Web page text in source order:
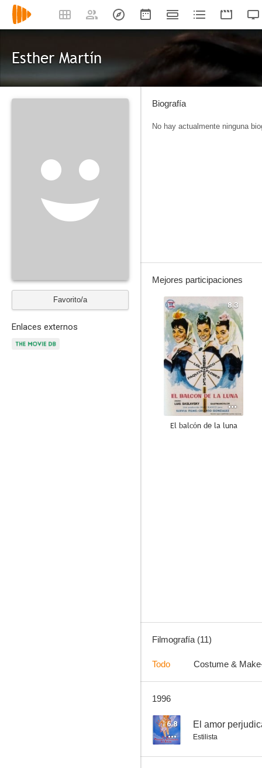
Esther Martín
Favorito/a
Enlaces externos
Biografía
No hay actualmente ninguna
Mejores participaciones
8.3
El balcón de la luna
Filmografía (11)
Todo Costume &
1996
6.8 El amor
Estilista